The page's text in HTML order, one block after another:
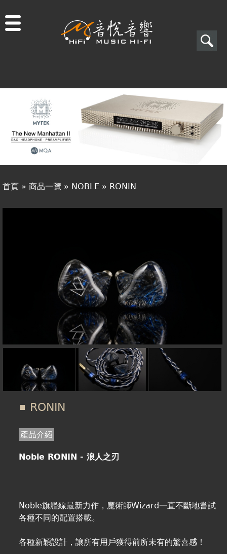
搜
表
單
搜
尋
商品一覽
二手專區
視聽專欄
購物須知
您
首頁 » 商品一覽 » NOBLE » RONIN
RONIN
產品介紹
Noble RONIN - 浪人之刃
Noble旗艦線最新力作，魔術師Wizard一直不斷地嘗試
各種不同的配置搭載。
各種新穎設計，讓所有用戶獲得前所未有的驚喜感！